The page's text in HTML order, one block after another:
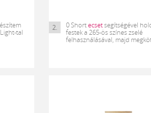
tal
2. 0 Shortecsetsegítségével
festek a 265-ös színes zselé
felhasználásával, majd